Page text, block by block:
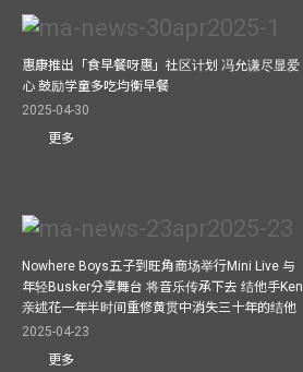
惠康推出「食早餐呀惠」社区计划 冯允谦尽显爱
心 鼓励学童多吃均衡早餐
2025-04-30
更多
Nowhere Boys五子到旺角商场举行Mini Live 与
年轻Busker分享舞台 将音乐传承下去 结他手Ken
亲述花一年半时间重修黄贯中消失三十年的结他
2025-04-23
更多